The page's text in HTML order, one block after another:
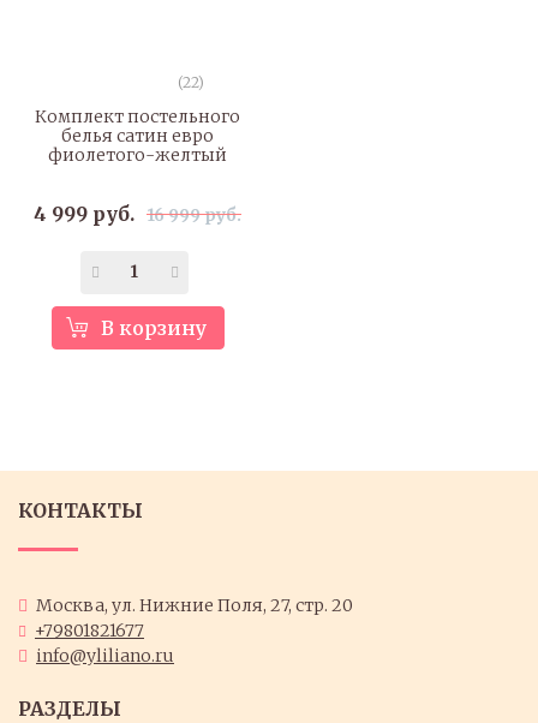
(22)
Комплект постельного
белья сатин евро
фиолетого-желтый
4 999 руб. 16 999 руб.
В корзину
КОНТАКТЫ
Москва, ул. Нижние Поля, 27, стр. 20
+79801821677
info@yliliano.ru
РАЗДЕЛЫ